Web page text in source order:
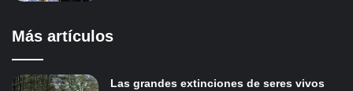
Más artículos
Las grandes extinciones de seres vivos